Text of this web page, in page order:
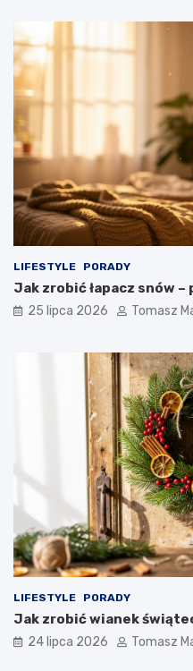
LIFESTYLE PORADY
Jak zrobić łapacz snów
25 lipca 2026 Tomasz
LIFESTYLE PORADY
Jak zrobić wianek
24 lipca 2026 Tomasz